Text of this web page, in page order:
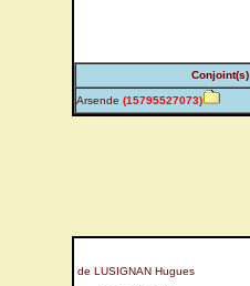
Conjoint(s)
Arsende (15795527073)
de LUSIGNAN Hugues